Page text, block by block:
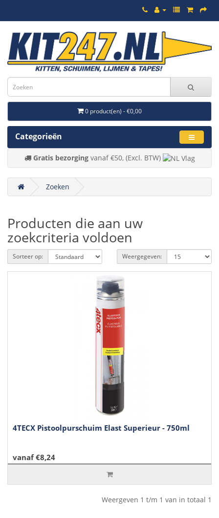
0 product(en) - €0,00
Categorieën
Gratis bezorgingvanaf €50, (Excl. BTW)
Zoeken
Producten die aan uw
zoekcriteria voldoen
Sorteer op: Weergegeven:
4TECX Pistoolpurschuim Elast Superieur - 750ml
vanaf €8,24
Weergeven 1 t/m 1 van in totaal 1